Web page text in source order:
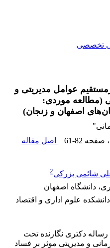
تخصصی
عوامل مدیریتی و
(مطالعه موردی:
اصفهان و زنجان)
، صفحه 61-82
اصل مقاله
شائمی بزرکی2
دانشگاه اصفهان
علوم اداری و اقتصاد
دکتری نگارنده تحت
و مدیریتی موثر بر فساد